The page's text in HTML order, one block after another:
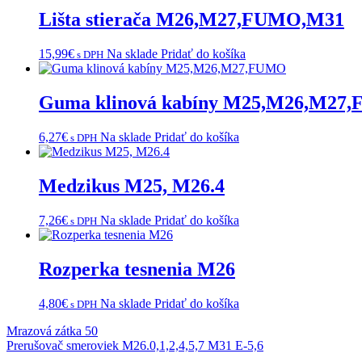
Lišta stierača M26,M27,FUMO,M31
15,99€ s DPH Na sklade Pridať do košíka
Guma klinová kabíny
6,27€ s DPH Na sklade Pridať do košíka
Medzikus M25, M26.4
7,26€ s DPH Na sklade Pridať do košíka
Rozperka tesnenia M26
4,80€ s DPH Na sklade Pridať do košíka
Navigácia
v
Mrazová zátka 50
Prerušovač smeroviek M26.0,1,2,4,5,7 M31 E-5,6